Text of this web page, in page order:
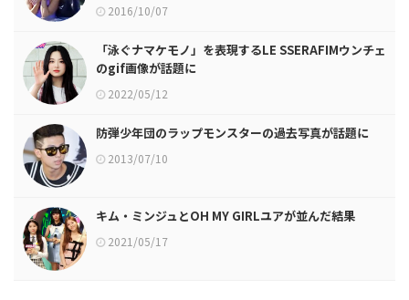
2016/10/07
「泳ぐナマケモノ」を表現するLE SSERAFIMウンチェ
のgif画像が話題に
2022/05/12
防弾少年団のラップモンスターの過去写真が話題に
2013/07/10
キム・ミンジュとOH MY GIRLユアが並んだ結果
2021/05/17